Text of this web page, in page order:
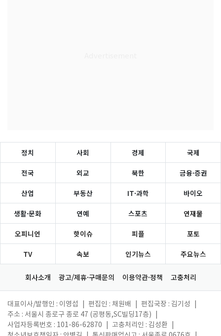
정치 사회 경제 국제
전국 외교 북한 금융·증권
산업 부동산 IT·과학 바이오
생활·문화 연예 스포츠 연재물
오피니언 핫이슈 피플 포토
TV 속보 인기뉴스 주요뉴스
회사소개 광고/제휴·구매문의 이용약관·정책 고충처리
대표이사/발행인 : 이영섭 편집인 : 채원배 편집국장 : 김기성
주소 : 서울시 종로구 종로 47 (공평동,SC빌딩17층)
사업자등록번호 : 101-86-62870
고충처리인 : 김성환